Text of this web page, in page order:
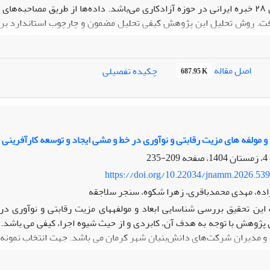
پژوهش شامل ۲۸ خبره ایرانی در حوزه آزادکاری می‌باشد. داده‌ها از طریق
تحلیل یافته‌ها شناسایی چهار بعد استراتژیک را نشان می‌دهد که
شغلی؛ دوم، چالش‌های اقتصادی و مالی قابل‌توجه در فرآیند
برای جوانان. نتایج حاکی از آن است که انتقال از کارمندی به
و تقویت شبکه‌های اجتماعی و حرفه‌ای قوی، و ایجاد و تثبیت محیط
برای سیاست‌گذاران دولتی، کارآفرینان و سازمان‌های ذینفع، از
اصل مقاله 687.95 K چکیده تفصیلی
و مولفه های مزیت رقابتی و نوآوری در خط و مشی ایجاد و توسعه
209-235
https://doi.org/10.22034/
مهدی محمدباقری، زهرا شکوه، سنجر سلاجقه
مدیران شرکت‌های دانش‌بنیان شهر کرمان می باشد. جهت انتخاب